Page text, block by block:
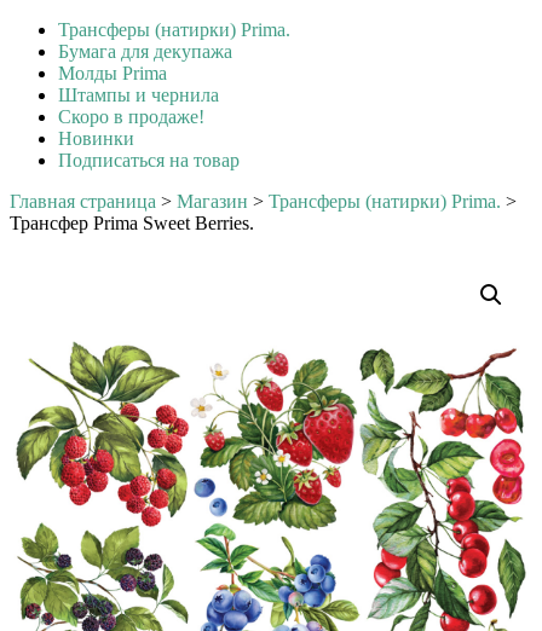
Трансферы (натирки) Prima.
Бумага для декупажа
Молды Prima
Штампы и чернила
Скоро в продаже!
Новинки
Подписаться на товар
Главная страница > Магазин > Трансферы (натирки) Prima. >
Трансфер Prima Sweet Berries.